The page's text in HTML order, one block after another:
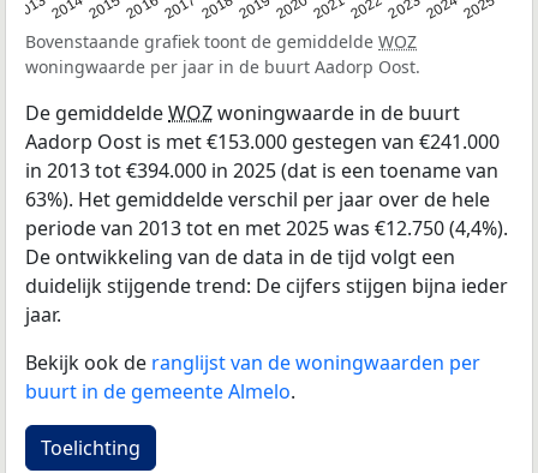
20132014201520162017 20182019 202020212022202320242025
Bovenstaande grafiek toont de gemiddelde WOZ
woningwaarde per jaar in de buurt Aadorp Oost.
De gemiddeldeWOZwoningwaarde in de buurt
Aadorp Oost is met €153.000 gestegen van €241.000
in 2013 tot €394.000 in 2025 (dat is een toename van
63%). Het gemiddelde verschil per jaar over de hele
periode van 2013 tot en met 2025 was €12.750 (4,4%).
De ontwikkeling van de data in de tijd volgt een
duidelijk stijgende trend: De cijfers stijgen bijna ieder
jaar.
Bekijk ook de ranglijst van de woningwaarden per
buurt in de gemeente Almelo.
Toelichting